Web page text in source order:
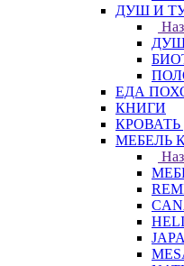
ДУШ И
ЕДА
КНИГИ
МЕБЕЛЬ